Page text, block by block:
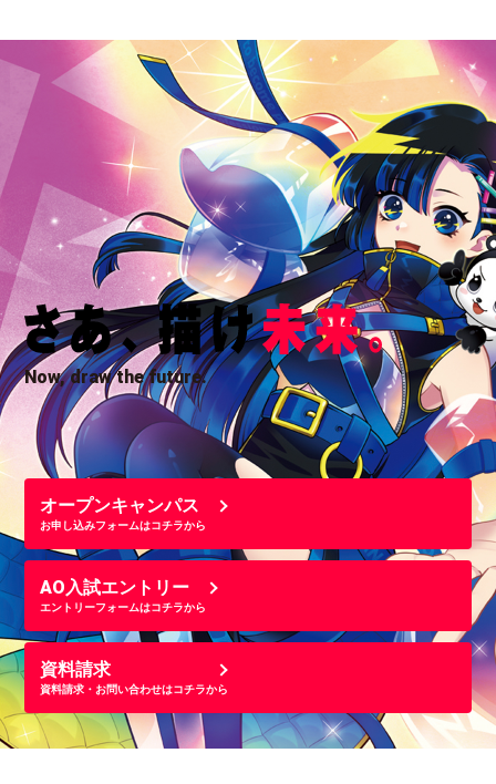
Now, draw the future.
オープンキャンパス
お申し込みフォームはコチラから
AO入試エントリー
エントリーフォームはコチラから
資料請求
資料請求・お問い合わせはコチラから